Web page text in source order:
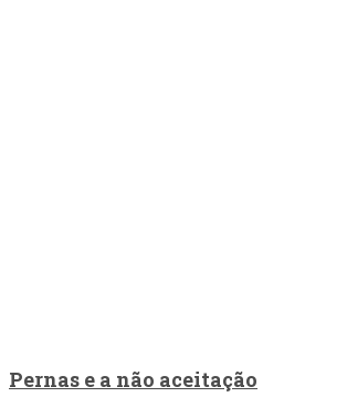
Pernas e a não aceitação